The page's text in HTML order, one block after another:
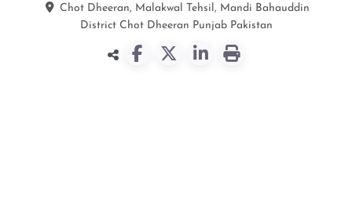
Chot Dheeran, Malakwal Tehsil, Mandi Bahauddin
District Chot Dheeran Punjab Pakistan